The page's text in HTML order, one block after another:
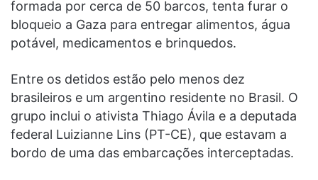
formada por cerca de 50 barcos, tenta furar o
bloqueio a Gaza para entregar alimentos, água
potável, medicamentos e brinquedos.
Entre os detidos estão pelo menos dez
brasileiros e um argentino residente no Brasil. O
grupo inclui o ativista Thiago Ávila e a deputada
federal Luizianne Lins (PT-CE), que estavam a
bordo de uma das embarcações interceptadas.